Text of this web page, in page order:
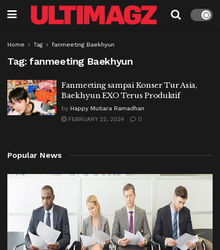
Home Tag fanmeeting Baekhyun
Tag: fanmeeting Baekhyun
Fanmeeting sampai Konser Tur Asia,
Baekhyun EXO Terus Produktif
by Happy Mutiara Ramadhan
FEBRUARY 22, 2024
0
Popular News